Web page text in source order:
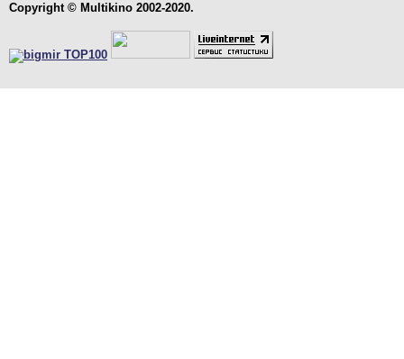
Copyright © Multikino 2002-2020.